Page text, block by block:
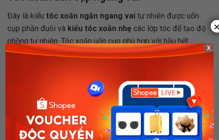
Đây là kiểu tóc xoăn ngắn ngang vai tự nhiên được uốn
cụp phần đuôi và kiểu tóc xoăn nhẹ các lớp tóc để tạo độ
phồng tự nhiên. Tóc xoăn uốn cụp phù hợp với hầu hết
gương mặt, tạo kiểu và chăm sóc dễ dàng. Có thể kết hợp
x